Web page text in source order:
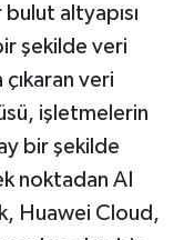
altyapısı
şekilde veri
veri
işletmelerin
bir şekilde
noktadan AI
Huawei Cloud,